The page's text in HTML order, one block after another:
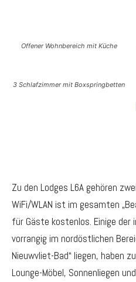
Offener Wohnbereich mit Küche
3 Schlafzimmer mit Boxspringbetten
Zu den Lodges L6A gehören
WiFi/WLAN ist im gesamten
für Gäste kostenlos. Einige
vorrangig im nordöstlichen
Nieuwvliet-Bad“ liegen, haben
Lounge-Möbel, Sonnenliegen